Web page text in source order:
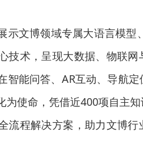
示文博领域专属大语言模型
技术，呈现大数据、物联
智能问答、AR互动、导航
为使命，凭借近400项自主
流程解决方案，助力文博